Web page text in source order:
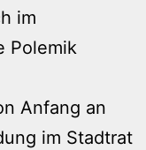
im
Polemik
Anfang an
im Stadtrat